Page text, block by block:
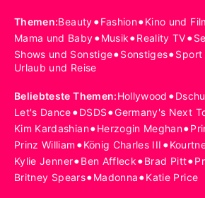
Themen:Beauty•Fashion•Kino und
Mama und Baby•Musik•Reality TV•
Shows und Sonstige•Sonstiges•Sport
Urlaub und Reise
Beliebteste Themen:Hollywood •
Let's Dance•DSDS•Germany's Next
Kim Kardashian•Herzogin Meghan•
Prinz William •König Charles III •
Kylie Jenner•Ben Affleck•Brad Pitt•
Britney Spears•Madonna•Katie Price